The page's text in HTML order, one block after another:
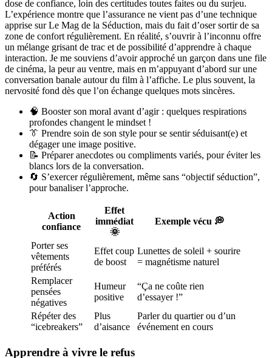
dose de confiance, loin des certitudes toutes faites ou du surjeu.
L’expérience montre que l’assurance ne vient pas d’une technique
apprise sur Le Mag de la Séduction, mais du fait d’oser sortir de sa
zone de confort régulièrement. En réalité, s’ouvrir à l’inconnu offre
un mélange grisant de trac et de possibilité d’apprendre à chaque
interaction. Je me souviens d’avoir approché un garçon dans une file
de cinéma, la peur au ventre, mais en m’appuyant d’abord sur une
conversation banale autour du film à l’affiche. Le plus souvent, la
nervosité fond dès que l’on échange quelques mots sincères.
🧠 Booster son moral avant d’agir : quelques respirations
profondes changent le mindset !
👔 Prendre soin de son style pour se sentir séduisant(e) et
dégager une image positive.
📝 Préparer anecdotes ou compliments variés, pour éviter les
blancs lors de la conversation.
🔄 S’exercer régulièrement, même sans “objectif séduction”,
pour banaliser l’approche.
Action
confiance
Effet
immédiat
🌞
Exemple vécu 💭
Porter ses
vêtements
préférés
Effet coup
de boost
Lunettes de soleil + sourire
= magnétisme naturel
Remplacer
pensées
négatives
Humeur
positive
“Ça ne coûte rien
d’essayer !”
Répéter des
“icebreakers”
Plus
d’aisance
Parler du quartier ou d’un
événement en cours
Apprendre à vivre le refus